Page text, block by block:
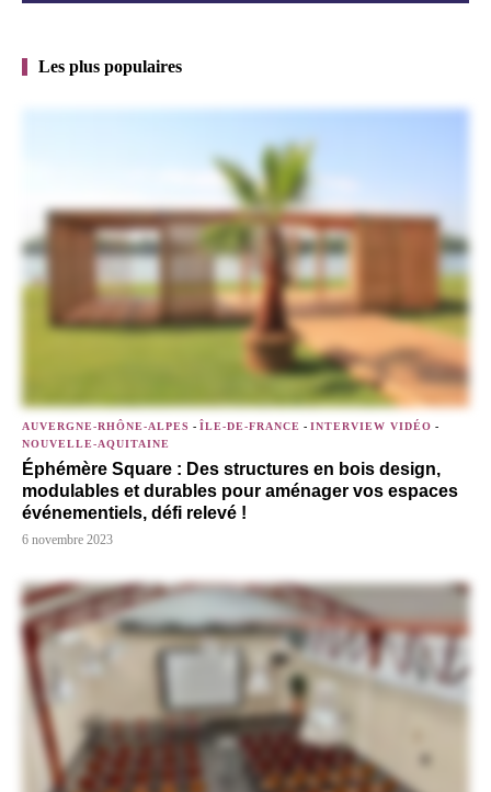
Les plus populaires
AUVERGNE-RHÔNE-ALPES - ÎLE-DE-FRANCE - INTERVIEW VIDÉO -
NOUVELLE-AQUITAINE
Éphémère Square : Des structures en bois design,
modulables et durables pour aménager vos espaces
événementiels, défi relevé !
6 novembre 2023